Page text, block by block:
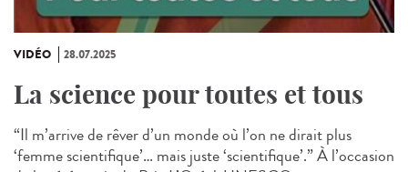
VIDÉO 28.07.2025
La science pour toutes et tous
“Il m’arrive de rêver d’un monde où l’on ne dirait plus
‘femme scientifique’… mais juste ‘scientifique’.” À l’occasion